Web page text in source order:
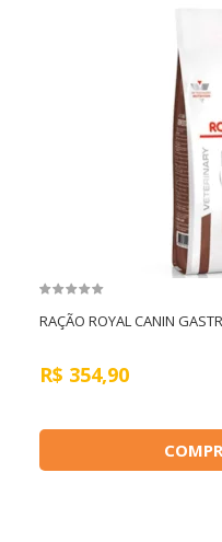
RAÇÃO ROYAL CANIN
R$ 354,90